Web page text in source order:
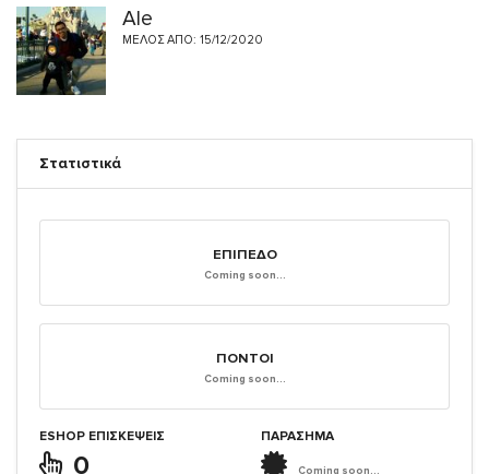
Ale
ΜΈΛΟΣ ΑΠΌ: 15/12/2020
Στατιστικά
ΕΠΊΠΕΔΟ
Coming soon...
ΠΌΝΤΟΙ
Coming soon...
ESHOP ΕΠΙΣΚΈΨΕΙΣ
0
ΠΑΡΑΣΗΜΑ
Coming soon...